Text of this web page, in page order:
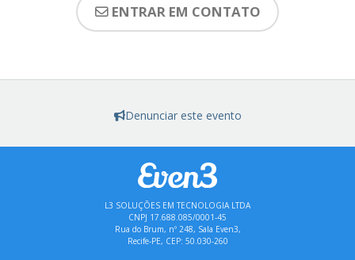
ENTRAR EM CONTATO
Denunciar este evento
L3 SOLUÇÕES EM TECNOLOGIA LTDA
CNPJ 17.688.085/0001-45
Rua do Brum, nº 248, Sala Even3,
Recife-PE, CEP: 50.030-260